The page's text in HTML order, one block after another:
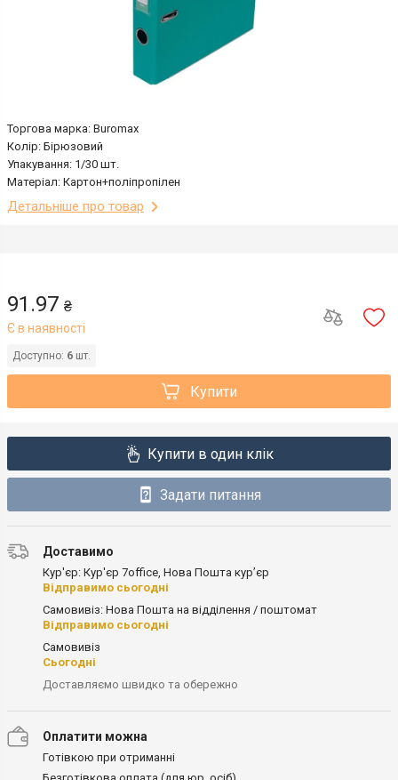
Торгова марка: Buromax
Колір: Бірюзовий
Упакування: 1/30 шт.
Матеріал: Картон+поліпропілен
Детальніше про товар
91.97 ₴
Є в наявності
Доступно: 6 шт.
Купити
Купити в один клік
Задати питання
Доставимо
Кур'єр: Кур'єр 7office, Нова Пошта кур’єр
Відправимо сьогодні
Самовивіз: Нова Пошта на відділення / поштомат
Відправимо сьогодні
Самовивіз
Сьогодні
Доставляємо швидко та обережно
Оплатити можна
Готівкою при отриманні